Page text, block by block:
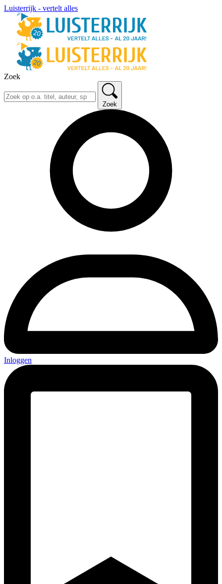
Luisterrijk - vertelt alles
Zoek
Zoek
Inloggen